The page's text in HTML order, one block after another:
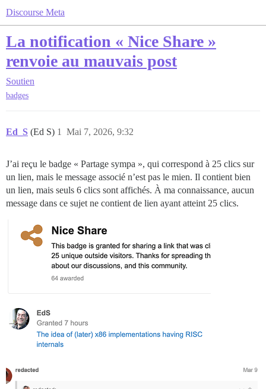
Discourse Meta
La notification « Nice Share »
renvoie au mauvais post
Soutien
badges
Ed_S (Ed S) Mai 7, 2026, 9:32
1
J’ai reçu le badge « Partage sympa », qui correspond à 25 clics sur
un lien, mais le message associé n’est pas le mien. Il contient bien
un lien, mais seuls 6 clics sont affichés. À ma connaissance, aucun
message dans ce sujet ne contient de lien ayant atteint 25 clics.